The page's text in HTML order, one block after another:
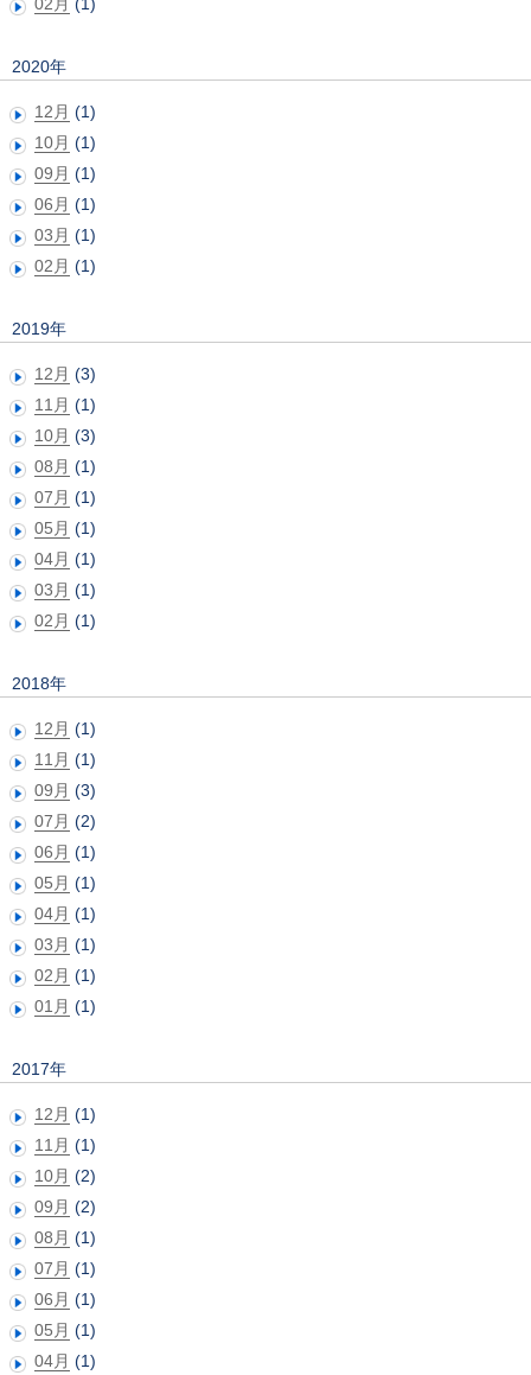
2020年
12月 (1)
10月 (1)
09月 (1)
06月 (1)
03月 (1)
02月 (1)
2019年
12月 (3)
11月 (1)
10月 (3)
08月 (1)
07月 (1)
05月 (1)
04月 (1)
03月 (1)
02月 (1)
2018年
12月 (1)
11月 (1)
09月 (3)
07月 (2)
06月 (1)
05月 (1)
04月 (1)
03月 (1)
02月 (1)
01月 (1)
2017年
12月 (1)
11月 (1)
10月 (2)
09月 (2)
08月 (1)
07月 (1)
06月 (1)
05月 (1)
04月 (1)